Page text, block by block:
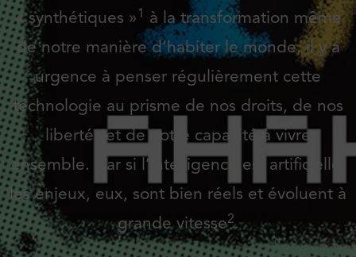
« synthétiques » 1 à la transformation même
de notre manière d’habiter le monde, il y a
urgence à penser régulièrement cette
technologie au prisme de nos droits, de nos
libertés et de notre capacité à vivre
ensemble. Car si l’intelligence est artificielle,
les enjeux, eux, sont bien réels et évoluent à
grande vitesse2.